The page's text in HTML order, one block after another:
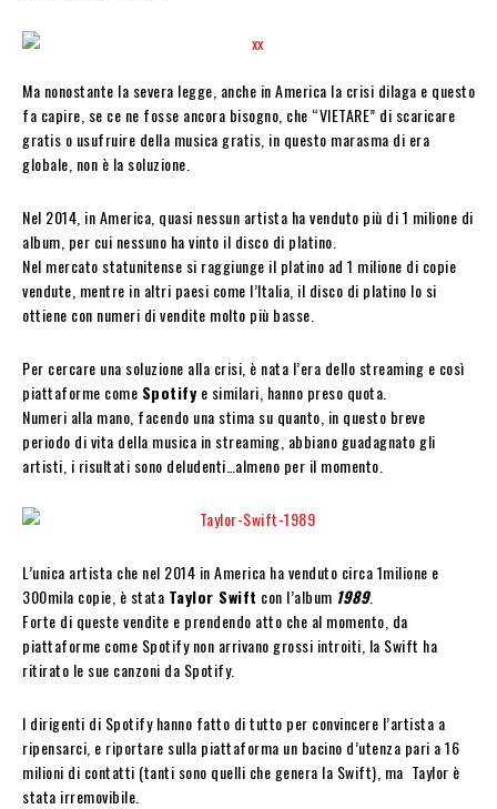
Ma nonostante la severa legge, anche in America la crisi dilaga e questo
fa capire, se ce ne fosse ancora bisogno, che “VIETARE” di scaricare
gratis o usufruire della musica gratis, in questo marasma di era
globale, non è la soluzione.
Nel 2014, in America, quasi nessun artista ha venduto più di 1 milione di
album, per cui nessuno ha vinto il disco di platino.
Nel mercato statunitense si raggiunge il platino ad 1 milione di copie
vendute, mentre in altri paesi come l’Italia, il disco di platino lo si
ottiene con numeri di vendite molto più basse.
Per cercare una soluzione alla crisi, è nata l’era dello streaming e così
piattaforme come Spotify e similari, hanno preso quota.
Numeri alla mano, facendo una stima su quanto, in questo breve
periodo di vita della musica in streaming, abbiano guadagnato gli
artisti, i risultati sono deludenti…almeno per il momento.
L’unica artista che nel 2014 in America ha venduto circa 1milione e
300mila copie, è stata Taylor Swift con l’album 1989.
Forte di queste vendite e prendendo atto che al momento, da
piattaforme come Spotify non arrivano grossi introiti, la Swift ha
ritirato le sue canzoni da Spotify.
I dirigenti di Spotify hanno fatto di tutto per convincere l’artista a
ripensarci, e riportare sulla piattaforma un bacino d’utenza pari a 16
milioni di contatti (tanti sono quelli che genera la Swift), ma Taylor è
stata irremovibile.